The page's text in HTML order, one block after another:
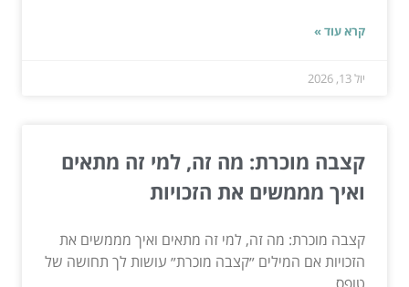
קרא עוד »
יול 13, 2026
קצבה מוכרת: מה זה, למי זה מתאים
ואיך מממשים את הזכויות
קצבה מוכרת: מה זה, למי זה מתאים ואיך מממשים את
הזכויות אם המילים ״קצבה מוכרת״ עושות לך תחושה של